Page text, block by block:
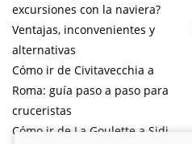
excursiones con la naviera?
Ventajas, inconvenientes y
alternativas
Cómo ir de Civitavecchia a
Roma: guía paso a paso para
cruceristas
Cómo ir de La Goulette a Sidi